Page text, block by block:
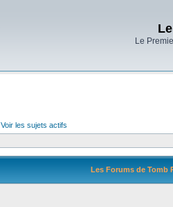
Le
Voir les sujets actifs
Les Forums de Tomb